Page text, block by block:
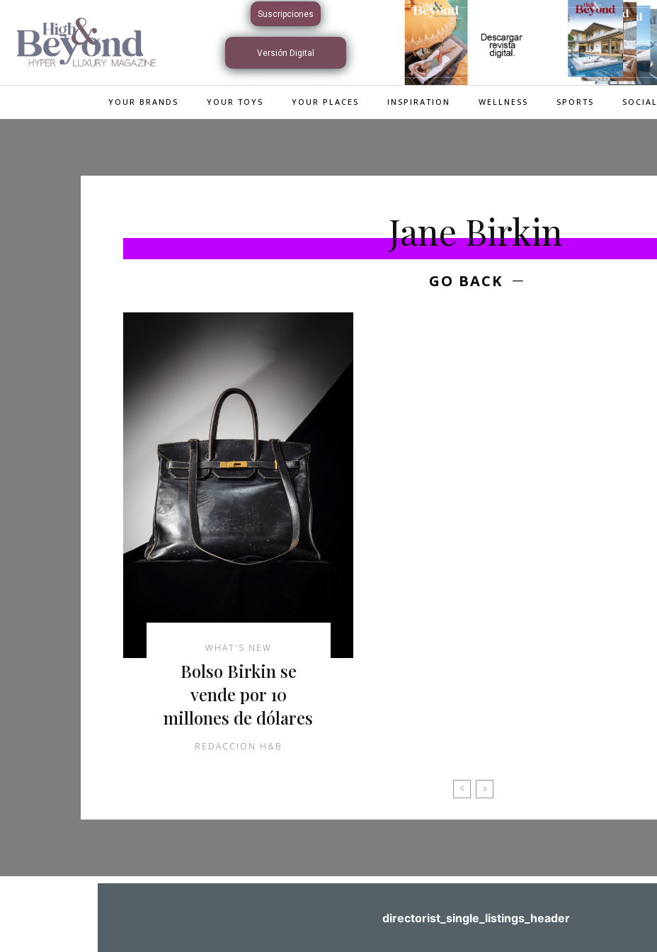
Suscripciones
Versión Digital
Interactiva
YOUR BRANDS YOUR TOYS YOUR PLACES INSPIRATION WELLNESS SPORTS SOCIAL
Jane Birkin
GO BACK
WHAT'S NEW
Bolso Birkin se
vende por 10
millones de dólares
REDACCIÓN H&B
directorist_single_listings_header